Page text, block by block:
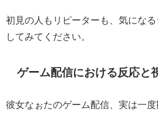
初見の人もリピーターも、気にな
してみてください。
ゲーム配信における反応と
彼女なぉたのゲーム配信、実は一